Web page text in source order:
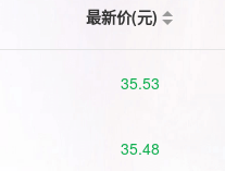
最新价(元)
35.53
35.48